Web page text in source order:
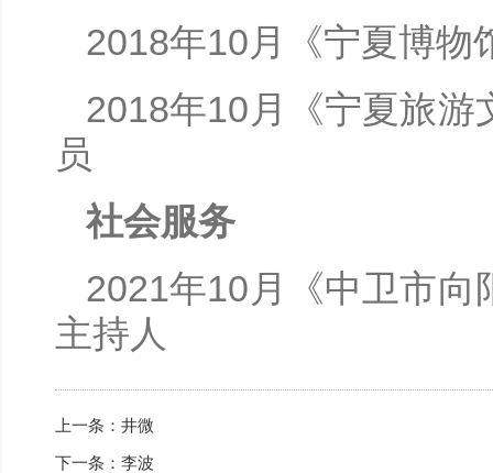
2018年10月《宁夏博物
2018年10月《宁夏旅游
员
社会服务
2021年10月《中卫市向
主持人
上一条： 井微
下一条： 李波